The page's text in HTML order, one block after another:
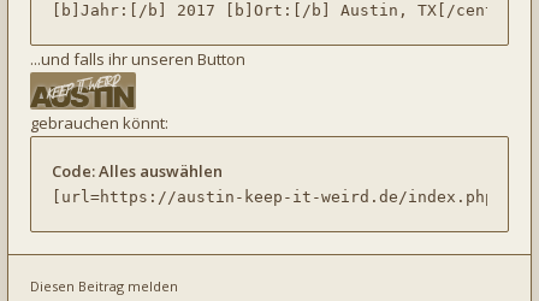
[b]Jahr:[/b] 2017 [b]Ort:[/b] Austin, TX[/center]
...und falls ihr unseren Button
gebrauchen könnt:
Code:Alles auswählen
[url=https://austin-keep-it-weird.de/
Diesen Beitrag melden